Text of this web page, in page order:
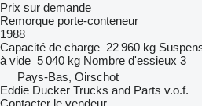
Prix sur demande
Remorque porte-conteneur
1988
Capacité de charge 22 960 kg
à vide 5 040 kg Nombre d'essieux 3
Pays-Bas, Oirschot
Eddie Ducker Trucks and Parts v.o.f.
Contacter le vendeur